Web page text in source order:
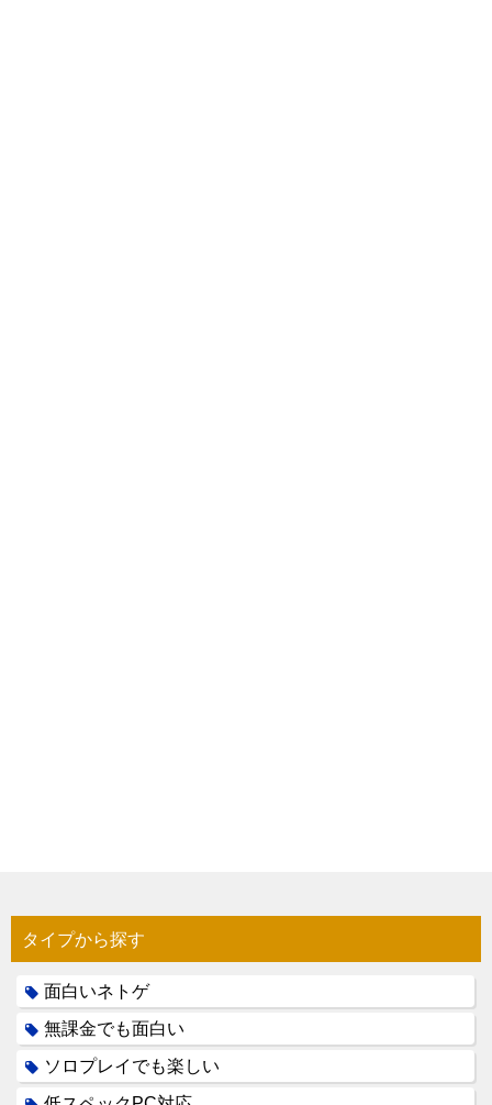
タイプから探す
面白いネトゲ
無課金でも面白い
ソロプレイでも楽しい